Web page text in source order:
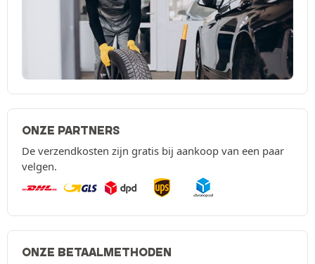
ONZE PARTNERS
De verzendkosten zijn gratis bij aankoop van een paar
velgen.
ONZE BETAALMETHODEN